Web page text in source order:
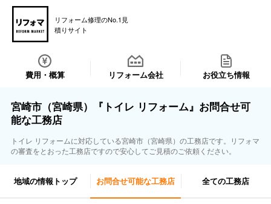
リフォーム修理のNo.1見
積りサイト
費用・概算 リフォーム会社 お役立ち情報
宮崎市（宮崎県）『トイレ リフォーム』お問合せ可
能な工務店
トイレ リフォームに対応している宮崎市（宮崎県）の工務店です。リフォマ
の審査をとおった工務店ですので安心してご見積のご依頼ください。
地域の情報トップ お問合せ可能な工務店 全ての工務店